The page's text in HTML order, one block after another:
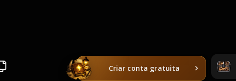
Criar conta gratuita